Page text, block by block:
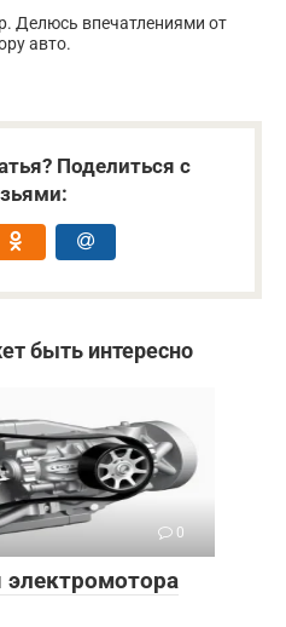
Делюсь впечатлениями от
авто.
Поделиться с
быть интересно
0